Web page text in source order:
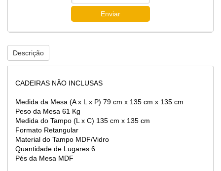
Enviar
Descrição
CADEIRAS NÃO INCLUSAS
Medida da Mesa (A x L x P) 79 cm x 135 cm x 135 cm
Peso da Mesa 61 Kg
Medida do Tampo (L x C) 135 cm x 135 cm
Formato Retangular
Material do Tampo MDF/Vidro
Quantidade de Lugares 6
Pés da Mesa MDF